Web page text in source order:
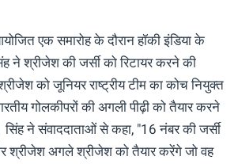
एक समारोह के दौरान हॉकी इंडिया के
ने श्रीजेश की जर्सी को रिटायर करने की
को जूनियर राष्ट्रीय टीम का कोच नियुक्त
गोलकीपरों की अगली पीढ़ी को तैयार करने
सिंह ने संवाददाताओं से कहा, "16 नंबर की जर्सी
श्रीजेश अगले श्रीजेश को तैयार करेंगे जो वह